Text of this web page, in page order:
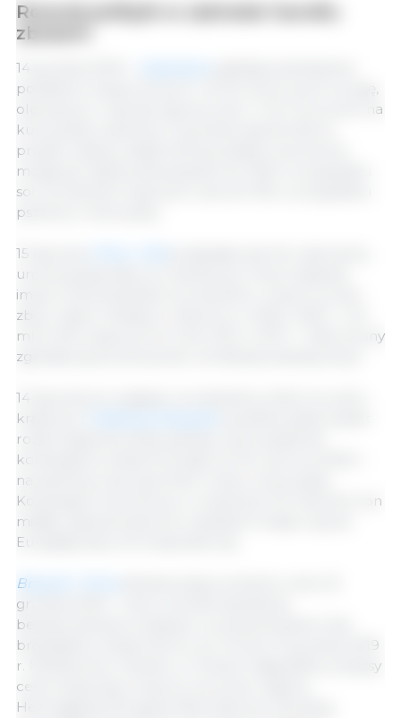
Rozwój polityki w zakresie handlu
zbożem
14 grudnia 2019 r.
podatków eksportowych z 25 do 30 procent na soję,
olej sojowy i mączkę sojową oraz z 7 do 12 procent na
kukurydzę i pszenicę. 21 grudnia zatwierdzono
projekt ustawy, dzięki której podatki wywozowe
mogą być dalej podwyższane do 33% w przypadku
soi i produktów sojowych oraz do 15% w przypadku
pszenicy i kukurydzy.
15 stycznia
umowę gospodarczo-handlową. Chiny zwiększą
import amerykańskich produktów rolnych (w tym
zbóż, nasion oleistych i etanolu) w 2020 i 2021r. o 32
mld USD więcej niż 24 mld USD w 2017 r. Obie strony
zgodziły się powstrzymać od dalszej eskalacji taryf.
14 stycznia ze względu na niedobory zbóż na rynku
krajowym
rozporządzenia dotyczącego wprowadzenia
kontyngentu eksportowego do 30 czerwca 2020 r.
na pszenicę, żyto, jęczmień, owies i kukurydzę.
Kontyngent wywozowy w wysokości 20 milionów ton
miałby zastosowanie do wszystkich krajów spoza
Eurazjatyckiej Unii Gospodarczej
Brazylia i Chiny
grudnia 2019 r., który określa standardy
bezpieczeństwa związane z przetwarzaniem dla
brazylijskich eksporterów soi. W dniu 31 grudnia 2019
r. Ministerstwo Handlu w Chinach złagodziło przepisy
celne dotyczące importu soi przez regiony
Heilongjiang, Mongolia Wewnętrzna i Sinciang,